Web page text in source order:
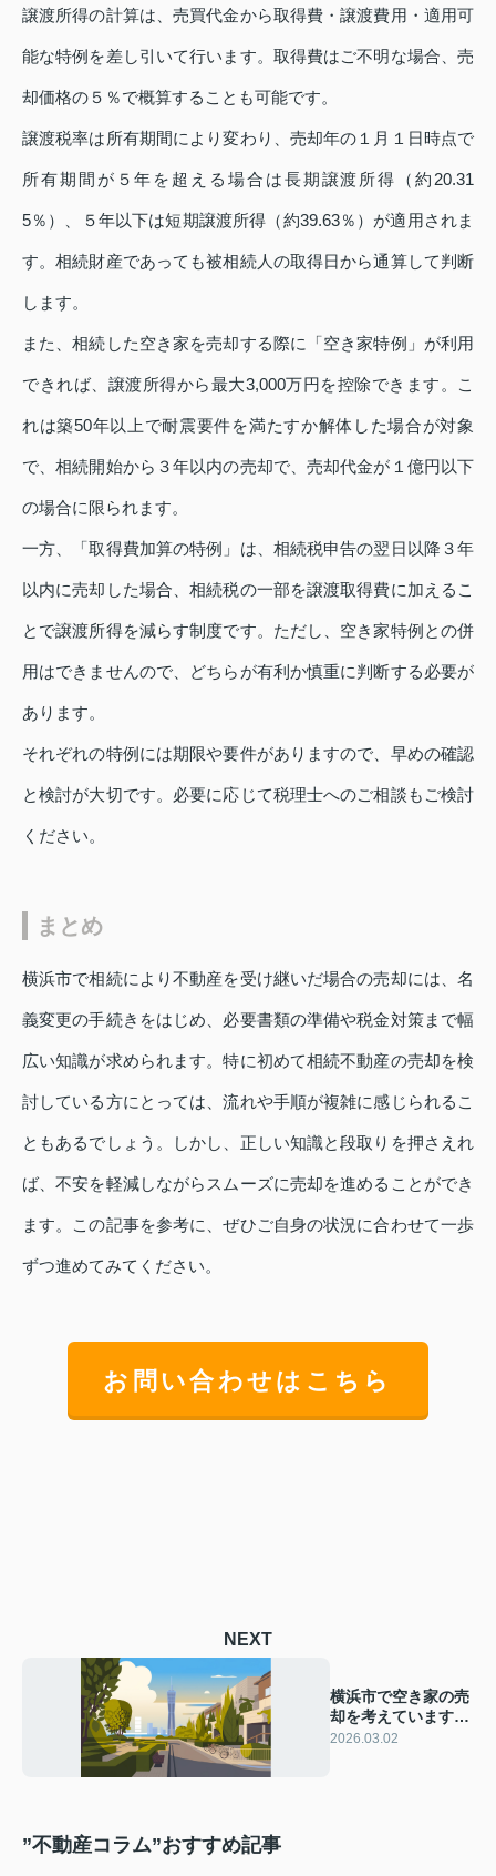
譲渡所得の計算は、売買代金から取得費・譲渡費用・適用可
能な特例を差し引いて行います。取得費はご不明な場合、売
却価格の５％で概算することも可能です。
譲渡税率は所有期間により変わり、売却年の１月１日時点で
所有期間が５年を超える場合は長期譲渡所得（約20.31
5％）、５年以下は短期譲渡所得（約39.63％）が適用されま
す。相続財産であっても被相続人の取得日から通算して判断
します。
また、相続した空き家を売却する際に「空き家特例」が利用
できれば、譲渡所得から最大3,000万円を控除できます。こ
れは築50年以上で耐震要件を満たすか解体した場合が対象
で、相続開始から３年以内の売却で、売却代金が１億円以下
の場合に限られます。
一方、「取得費加算の特例」は、相続税申告の翌日以降３年
以内に売却した場合、相続税の一部を譲渡取得費に加えるこ
とで譲渡所得を減らす制度です。ただし、空き家特例との併
用はできませんので、どちらが有利か慎重に判断する必要が
あります。
それぞれの特例には期限や要件がありますので、早めの確認
と検討が大切です。必要に応じて税理士へのご相談もご検討
ください。
まとめ
横浜市で相続により不動産を受け継いだ場合の売却には、名
義変更の手続きをはじめ、必要書類の準備や税金対策まで幅
広い知識が求められます。特に初めて相続不動産の売却を検
討している方にとっては、流れや手順が複雑に感じられるこ
ともあるでしょう。しかし、正しい知識と段取りを押さえれ
ば、不安を軽減しながらスムーズに売却を進めることができ
ます。この記事を参考に、ぜひご自身の状況に合わせて一歩
ずつ進めてみてください。
お問い合わせはこちら
NEXT
横浜市で空き家の売
却を考えていますか
空き家補助金の活用
2026.03.02
”不動産コラム”おすすめ記事